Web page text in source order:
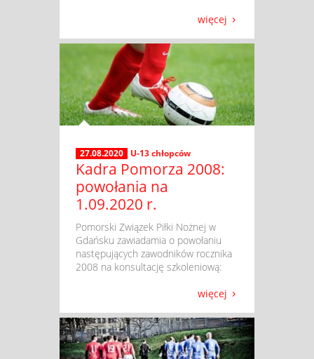
więcej
27.08.2020 U-13 chłopców
Kadra Pomorza 2008:
powołania na
1.09.2020 r.
​ Pomorski Związek Piłki Nożnej w
Gdańsku zawiadamia o powołaniu
następujących zawodników rocznika
2008 na konsultację szkoleniową:
więcej